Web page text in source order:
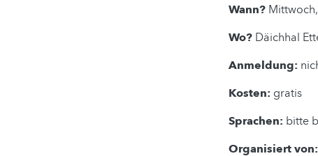
Wann?
Wo? Däichhal
Anmeldung:
Kosten: gratis
Sprachen: bitte
Organisiert von: